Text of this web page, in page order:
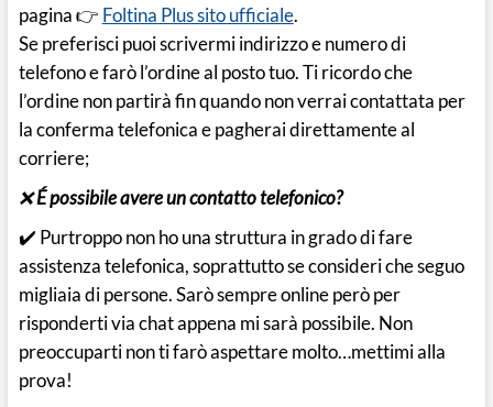
pagina 👉 Foltina Plus sito ufficiale.
Se preferisci puoi scrivermi indirizzo e numero di
telefono e farò l’ordine al posto tuo. Ti ricordo che
l’ordine non partirà fin quando non verrai contattata per
la conferma telefonica e pagherai direttamente al
corriere;
❌É possibile avere un contatto telefonico?
✔️ Purtroppo non ho una struttura in grado di fare
assistenza telefonica, soprattutto se consideri che seguo
migliaia di persone. Sarò sempre online però per
risponderti via chat appena mi sarà possibile. Non
preoccuparti non ti farò aspettare molto…mettimi alla
prova!